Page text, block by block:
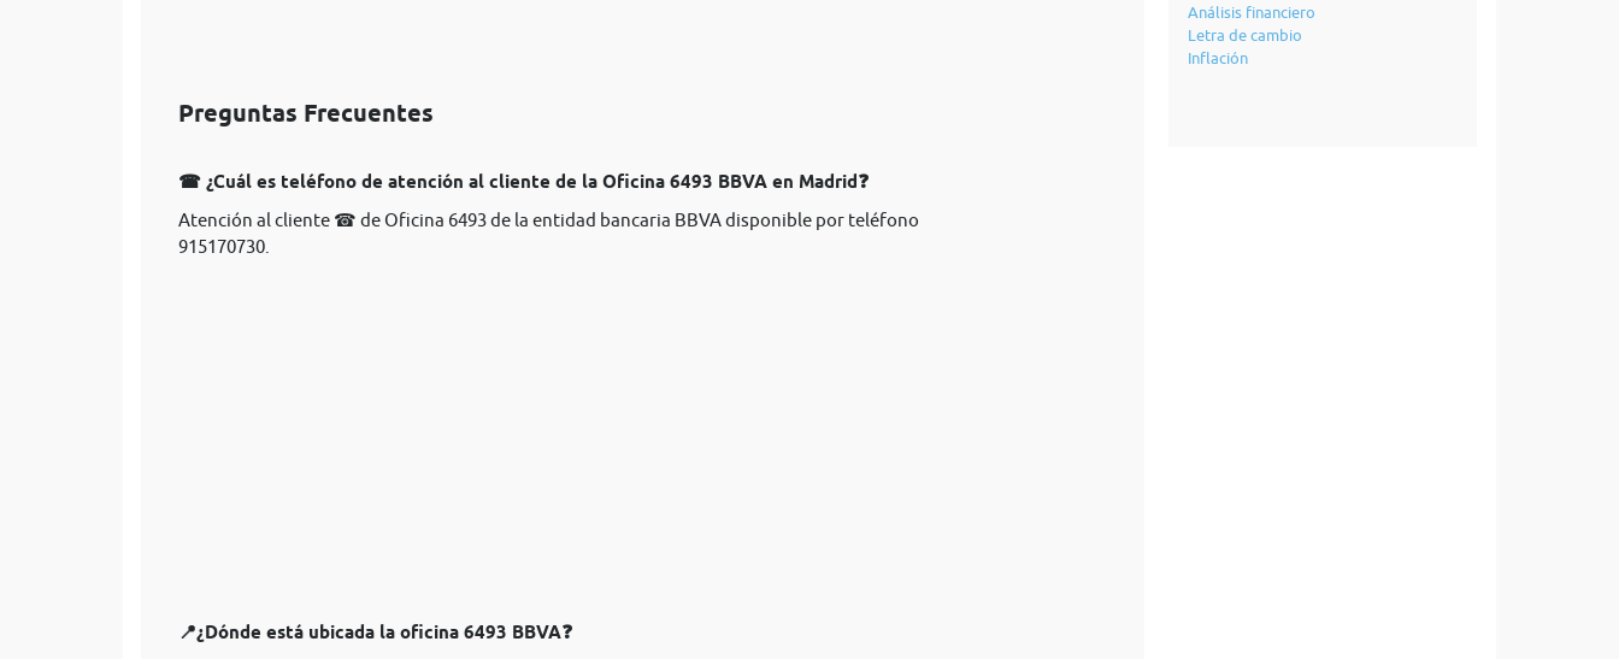
Preguntas Frecuentes
☎ ¿Cuál es teléfono de atención al cliente de la Oficina 6493 BBVA en Madrid❓
Atención al cliente ☎ de Oficina 6493 de la entidad bancaria BBVA disponible por teléfono
915170730.
📍¿Dónde está ubicada la oficina 6493 BBVA❓
Análisis financiero
Letra de cambio
Inflación